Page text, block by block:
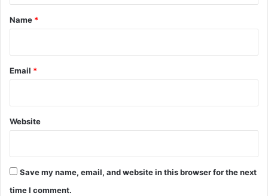
*
Name *
Email *
Website
Save my name, email, and website in this browser for the next
time I comment.